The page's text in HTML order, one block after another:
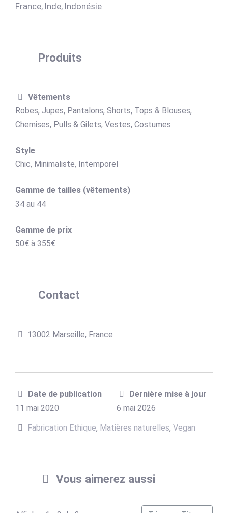
France, Inde, Indonésie
Produits
Vêtements
Robes, Jupes, Pantalons, Shorts, Tops & Blouses,
Chemises, Pulls & Gilets, Vestes, Costumes
Style
Chic, Minimaliste, Intemporel
Gamme de tailles (vêtements)
34 au 44
Gamme de prix
50€ à 355€
Contact
13002 Marseille, France
Date de publication
11 mai 2020
Dernière mise à jour
6 mai 2026
Fabrication Ethique, Matières naturelles, Vegan
Vous aimerez aussi